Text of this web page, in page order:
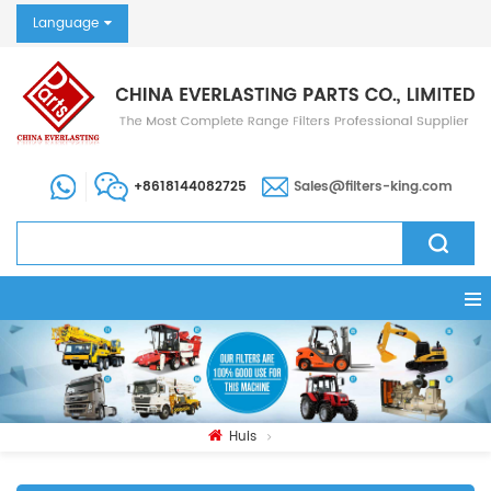
Language
+8618144082725 Sales@filters-king.com
Huis